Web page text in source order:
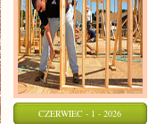
CZERWIEC - 1 - 2026